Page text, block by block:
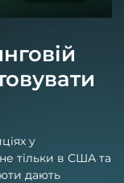
у
тільки в США та
дають